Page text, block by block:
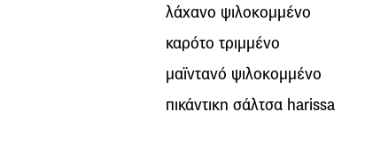
λάχανο ψιλοκομμένο
καρότο τριμμένο
μαϊντανό ψιλοκομμένο
πικάντικη σάλτσα harissa